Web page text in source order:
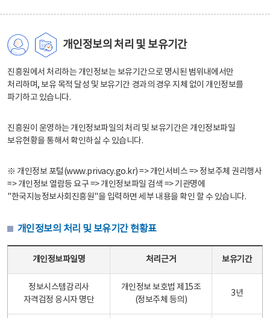
개인정보의 처리 및 보유기간
진흥원에서 처리하는 개인정보는 보유기간으로 명시된 범위내에서만
처리하며, 보유 목적 달성 및 보유기간 경과의 경우 지체 없이 개인정보를
파기하고 있습니다.
진흥원이 운영하는 개인정보파일의 처리 및 보유기간은 개인정보파일
보유현황을 통해서 확인하실 수 있습니다.
※ 개인정보 포털(www.privacy.go.kr) => 개인서비스 => 정보주체 권리행사
=> 개인정보 열람등 요구 => 개인정보파일 검색 => 기관명에
"한국지능정보사회진흥원"을 입력하면 세부 내용을 확인 할 수 있습니다.
개인정보의 처리 및 보유기간 현황표
개인정보파일명 처리근거 보유기간
정보시스템감리사
자격검정 응시자 명단
개인정보 보호법 제15조
(정보주체 등의)
3년